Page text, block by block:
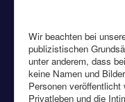
Wir beachten bei
publizistischen
unter anderem, dass
keine Namen und
Personen
Privatleben und die